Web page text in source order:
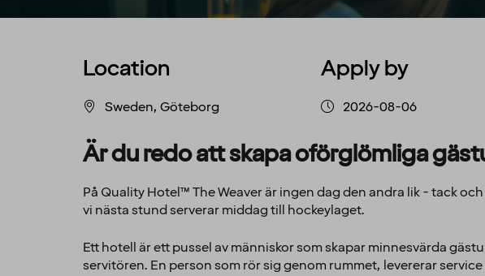
Location
Sweden, Göteborg
Apply by
2026-08-06
Är du redo att skapa oförglömliga
På Quality Hotel™ The Weaver är ingen dag den andra lik - tack
vi nästa stund serverar middag till hockeylaget.
Ett hotell är ett pussel av människor som skapar minnesvärda
servitören. En person som rör sig genom rummet, levererar